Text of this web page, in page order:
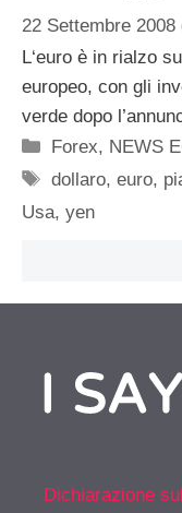
22 Settembre 2008
L‘euro è in rialzo
europeo, con gli
verde dopo
Categorie
Forex, NEWS
Tag
dollaro,euro,
Usa, yen
Dichiarazione